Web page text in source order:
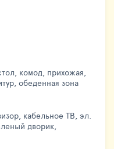
комод, прихожая,
обеденная зона
кабельное ТВ, эл.
дворик,